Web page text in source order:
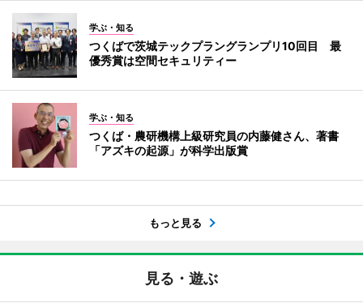
学ぶ・知る
つくばで茨城テックプラングランプリ10回目 最
優秀賞は空間セキュリティー
学ぶ・知る
つくば・農研機構上級研究員の内藤健さん、著書
「アズキの起源」が科学出版賞
もっと見る
見る・遊ぶ